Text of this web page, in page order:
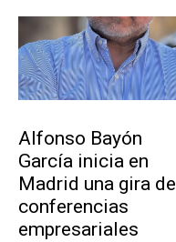
Alfonso Bayón
García inicia en
Madrid una gira de
conferencias
empresariales